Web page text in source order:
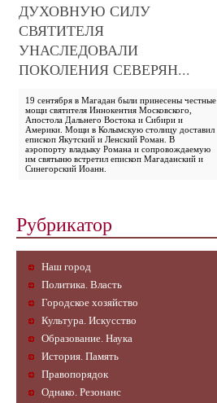
ДУХОВНУЮ СИЛУ
СВЯТИТЕЛЯ
УНАСЛЕДОВАЛИ
ПОКОЛЕНИЯ СЕВЕРЯН...
19 сентября в Магадан были принесены честные
мощи святителя Иннокентия Московского,
Апостола Дальнего Востока и Сибири и
Америки. Мощи в Колымскую столицу доставил
епископ Якутский и Ленский Роман. В
аэропорту владыку Романа и сопровождаемую
им святыню встретил епископ Магаданский и
Синегорский Иоанн.
Рубрикатор
Наш город
Политика. Власть
Городское хозяйство
Культура. Искусство
Образование. Наука
История. Память
Правопорядок
Однако. Резонанс